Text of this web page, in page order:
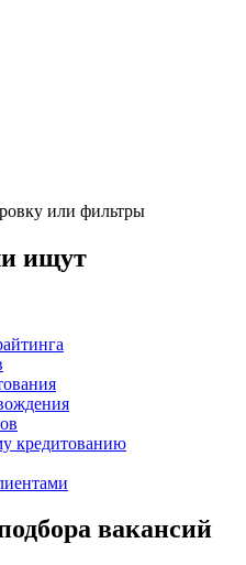
или фильтры
ищут
кредитованию
вакансий